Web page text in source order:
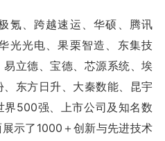
氪、跨越速运、华硕、腾讯
光光电、果栗智造、东集技
立德、宝德、芯源系统、埃
东方日升、大秦数能、昆宇
界500强、上市公司及知名数
示了1000＋创新与先进技术